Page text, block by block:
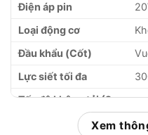
Điện áp pin
Loại động cơ
Đầu khẩu (Cốt)
Lực siết tối đa
Tốc độ không tải (2
Xem